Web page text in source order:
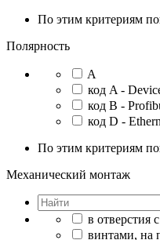
По этим критериям
Полярность
A
код A -
код B -
код D -
По этим критериям
Механический монтаж
в отверстия
винтами, на